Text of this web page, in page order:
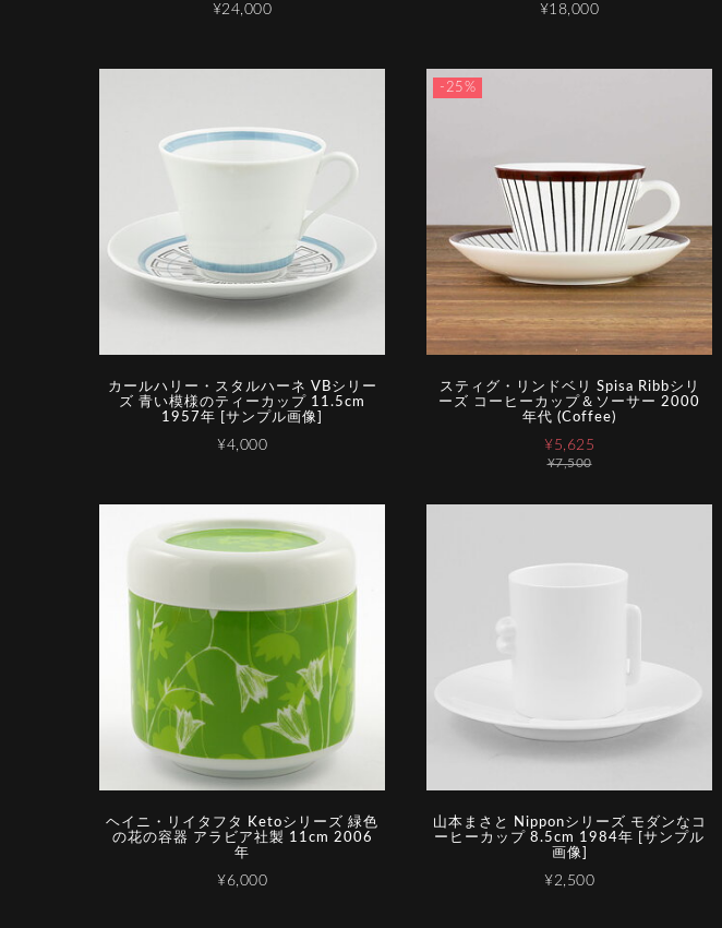
¥24,000 ¥18,000
カールハリー・スタルハーネ VBシリー
ズ 青い模様のティーカップ 11.5cm
1957年 [サンプル画像]
¥4,000
-25%
スティグ・リンドベリ Spisa Ribbシリ
ーズ コーヒーカップ＆ソーサー 2000
年代 (Coffee)
¥7,500
¥5,625
ヘイニ・リイタフタ Ketoシリーズ 緑色
の花の容器 アラビア社製 11cm 2006
年
¥6,000
山本まさと Nipponシリーズ モダンなコ
ーヒーカップ 8.5cm 1984年 [サンプル
画像]
¥2,500